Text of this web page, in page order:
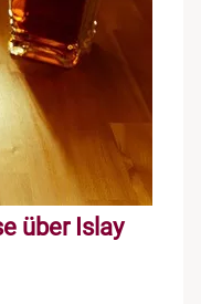
über Islay